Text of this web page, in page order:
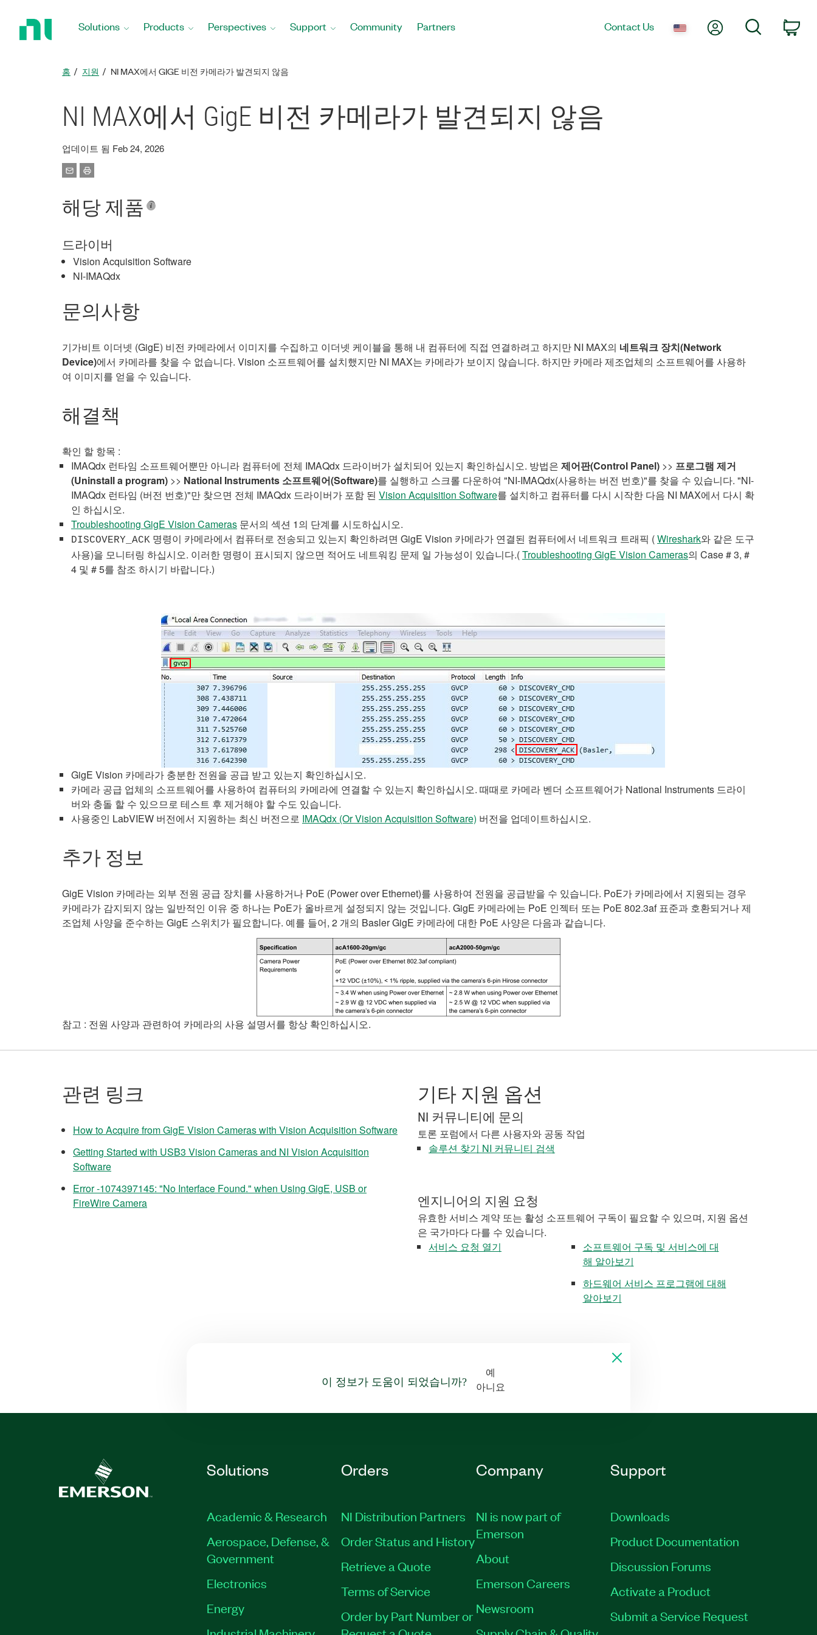
Solutions Products Perspectives Support Community Partners Contact Us My AccountSearch
홈 지원 NI MAX에서 GIGE 비전 카메라가 발견되지 않음
NI MAX에서 GigE 비전 카메라가 발견되지 않음
업데이트 됨 Feb 24, 2026
해당 제품
드라이버
Vision Acquisition Software
NI-IMAQdx
문의사항
기가비트 이더넷 (GigE) 비전 카메라에서 이미지를 수집하고 이더넷 케이블을 통해 내 컴퓨터에 직접 연결하려고 하지만 NI MAX의 네트워크 장치(Network
Device)에서 카메라를 찾을 수 없습니다. Vision 소프트웨어를 설치했지만 NI MAX는 카메라가 보이지 않습니다. 하지만 카메라 제조업체의 소프트웨어를 사용하
여 이미지를 얻을 수 있습니다.
해결책
확인 할 항목 :
IMAQdx 런타임 소프트웨어뿐만 아니라 컴퓨터에 전체 IMAQdx 드라이버가 설치되어 있는지 확인하십시오. 방법은 제어판(Control Panel) >> 프로그램 제거
(Uninstall a program) >> National Instruments 소프트웨어(Software)를 실행하고 스크롤 다운하여 "NI-IMAQdx(사용하는 버전 번호)"를 찾을 수 있습니다. "NI-
IMAQdx 런타임 (버전 번호)"만 찾으면 전체 IMAQdx 드라이버가 포함 된 Vision Acquisition Software를 설치하고 컴퓨터를 다시 시작한 다음 NI MAX에서 다시 확
인 하십시오.
Troubleshooting GigE Vision Cameras 문서의 섹션 1의 단계를 시도하십시오.
DISCOVERY_ACK 명령이 카메라에서 컴퓨터로 전송되고 있는지 확인하려면 GigE Vision 카메라가 연결된 컴퓨터에서 네트워크 트래픽 (Wireshark와 같은 도구
사용)을 모니터링 하십시오. 이러한 명령이 표시되지 않으면 적어도 네트워킹 문제 일 가능성이 있습니다.(Troubleshooting GigE Vision Cameras의 Case # 3, #
4 및 # 5를 참조 하시기 바랍니다.)
GigE Vision 카메라가 충분한 전원을 공급 받고 있는지 확인하십시오.
카메라 공급 업체의 소프트웨어를 사용하여 컴퓨터의 카메라에 연결할 수 있는지 확인하십시오. 때때로 카메라 벤더 소프트웨어가 National Instruments 드라이
버와 충돌 할 수 있으므로 테스트 후 제거해야 할 수도 있습니다.
사용중인 LabVIEW 버전에서 지원하는 최신 버전으로 IMAQdx (Or Vision Acquisition Software) 버전을 업데이트하십시오.
추가 정보
GigE Vision 카메라는 외부 전원 공급 장치를 사용하거나 PoE (Power over Ethernet)를 사용하여 전원을 공급받을 수 있습니다. PoE가 카메라에서 지원되는 경우
카메라가 감지되지 않는 일반적인 이유 중 하나는 PoE가 올바르게 설정되지 않는 것입니다. GigE 카메라에는 PoE 인젝터 또는 PoE 802.3af 표준과 호환되거나 제
조업체 사양을 준수하는 GigE 스위치가 필요합니다. 예를 들어, 2 개의 Basler GigE 카메라에 대한 PoE 사양은 다음과 같습니다.
참고 : 전원 사양과 관련하여 카메라의 사용 설명서를 항상 확인하십시오.
관련 링크
How to Acquire from GigE Vision Cameras with Vision Acquisition Software
Getting Started with USB3 Vision Cameras and NI Vision Acquisition
Software
Error -1074397145: "No Interface Found." when Using GigE, USB or
FireWire Camera
기타 지원 옵션
NI 커뮤니티에 문의
토론 포럼에서 다른 사용자와 공동 작업
솔루션 찾기 NI 커뮤니티 검색
엔지니어의 지원 요청
유효한 서비스 계약 또는 활성 소프트웨어 구독이 필요할 수 있으며, 지원 옵션
은 국가마다 다를 수 있습니다.
서비스 요청 열기
소프트웨어 구독 및 서비스에 대
해 알아보기
하드웨어 서비스 프로그램에 대해
알아보기
이 정보가 도움이 되었습니까?
예
아니요
Solutions
Academic & Research
Aerospace, Defense, &
Government
Electronics
Energy
Orders
NI Distribution Partners
Order Status and History
Retrieve a Quote
Terms of Service
Order by Part Number or
Company
NI is now part of
Emerson
About
Emerson Careers
Newsroom
Support
Downloads
Product Documentation
Discussion Forums
Activate a Product
Submit a Service Request